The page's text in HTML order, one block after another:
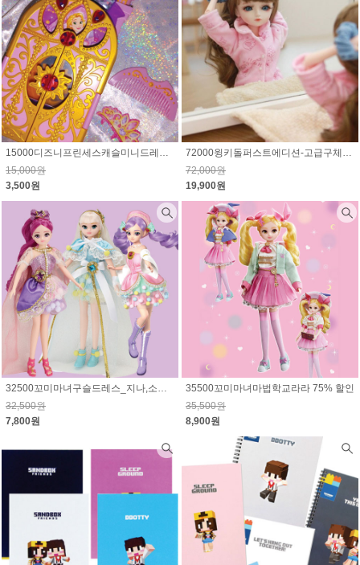
15000디즈니프린세스캐슬미니드레서라푼젤 77% 할인
15,000원
3,500원
72000윙키돌퍼스트에디션-고급구체관절인형 72% 할인
72,000원
19,900원
32500꼬미마녀구슬드레스_지나,소미,라라 선택1 76% 할인
32,500원
7,800원
35500꼬미마녀마법학교라라 75% 할인
35,500원
8,900원